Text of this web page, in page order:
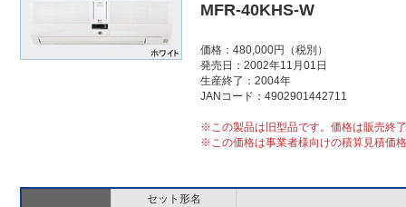
MFR-40KHS-W
価格：480,000円（税別）
発売日：2002年11月01日
生産終了：2004年
JANコード：4902901442711
※この製品は旧型品です。価格は販売終
※この価格は事業者様向けの積算見積価
セット形名